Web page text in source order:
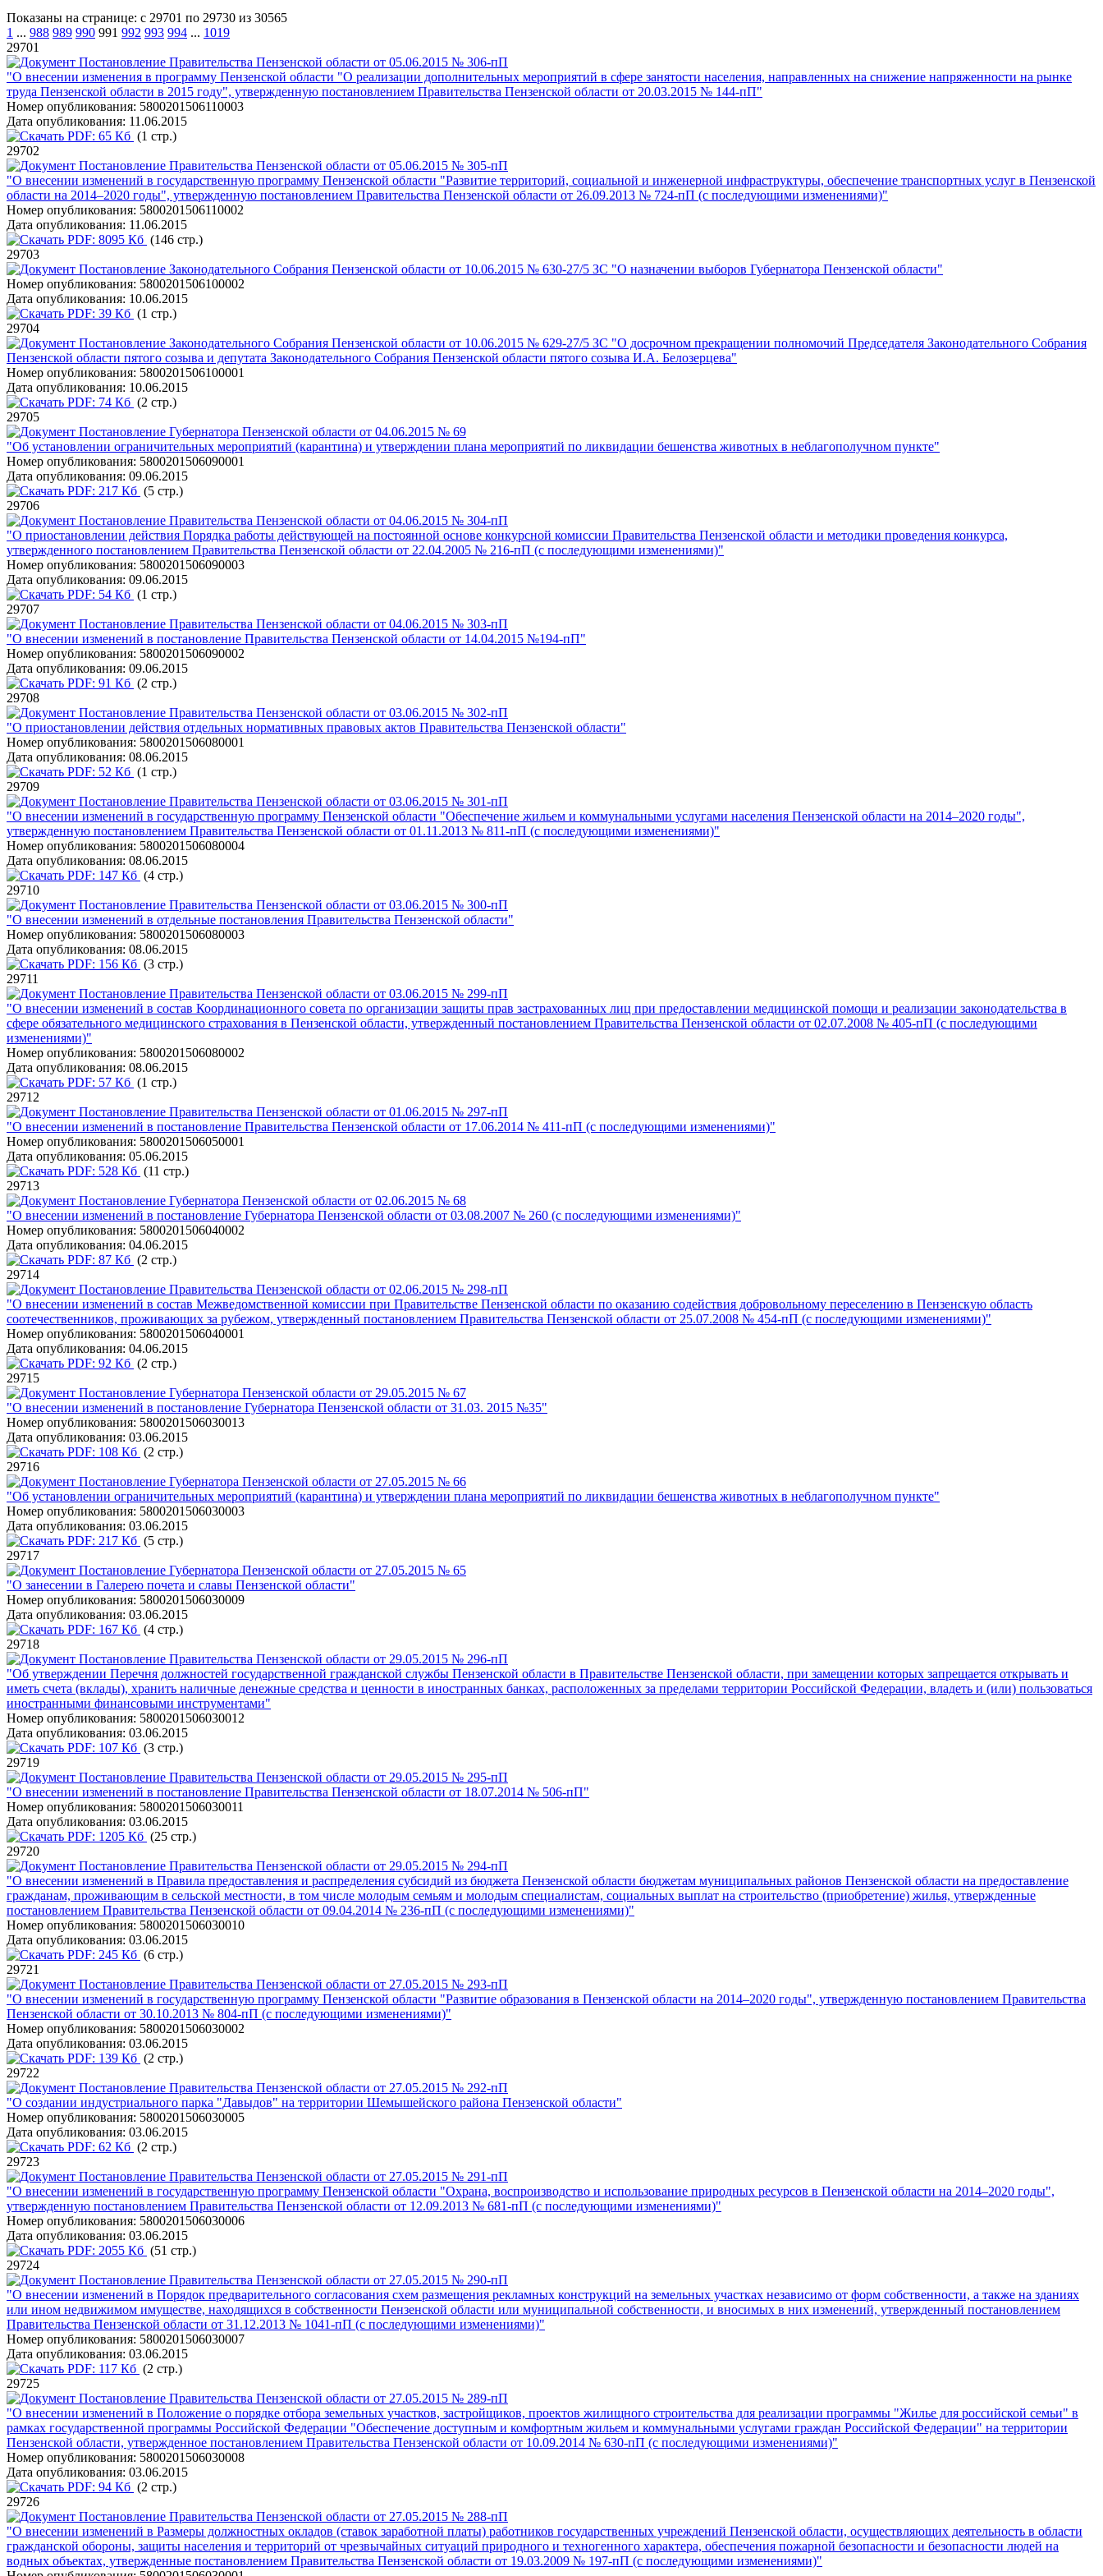
Показаны на странице: с 29701 по 29730 из 30565
1 ... 988 989 990 991 992 993 994 ... 1019
29701
Постановление Правительства Пензенской области от 05.06.2015 № 306-пП
"О внесении изменения в программу Пензенской области "О реализации дополнительных мероприятий в сфере занятости населения, направленных на снижение напряженности на рынке
труда Пензенской области в 2015 году", утвержденную постановлением Правительства Пензенской области от 20.03.2015 № 144-пП"
Номер опубликования: 5800201506110003
Дата опубликования: 11.06.2015
PDF: 65 Кб (1 стр.)
29702
Постановление Правительства Пензенской области от 05.06.2015 № 305-пП
"О внесении изменений в государственную программу Пензенской области "Развитие территорий, социальной и инженерной инфраструктуры, обеспечение транспортных услуг в Пензенской
области на 2014–2020 годы", утвержденную постановлением Правительства Пензенской области от 26.09.2013 № 724-пП (с последующими изменениями)"
Номер опубликования: 5800201506110002
Дата опубликования: 11.06.2015
PDF: 8095 Кб (146 стр.)
29703
Постановление Законодательного Собрания Пензенской области от 10.06.2015 № 630-27/5 ЗС "О назначении выборов Губернатора Пензенской области"
Номер опубликования: 5800201506100002
Дата опубликования: 10.06.2015
PDF: 39 Кб (1 стр.)
29704
Постановление Законодательного Собрания Пензенской области от 10.06.2015 № 629-27/5 ЗС "О досрочном прекращении полномочий Председателя Законодательного Собрания
Пензенской области пятого созыва и депутата Законодательного Собрания Пензенской области пятого созыва И.А. Белозерцева"
Номер опубликования: 5800201506100001
Дата опубликования: 10.06.2015
PDF: 74 Кб (2 стр.)
29705
Постановление Губернатора Пензенской области от 04.06.2015 № 69
"Об установлении ограничительных мероприятий (карантина) и утверждении плана мероприятий по ликвидации бешенства животных в неблагополучном пункте"
Номер опубликования: 5800201506090001
Дата опубликования: 09.06.2015
PDF: 217 Кб (5 стр.)
29706
Постановление Правительства Пензенской области от 04.06.2015 № 304-пП
"О приостановлении действия Порядка работы действующей на постоянной основе конкурсной комиссии Правительства Пензенской области и методики проведения конкурса,
утвержденного постановлением Правительства Пензенской области от 22.04.2005 № 216-пП (с последующими изменениями)"
Номер опубликования: 5800201506090003
Дата опубликования: 09.06.2015
PDF: 54 Кб (1 стр.)
29707
Постановление Правительства Пензенской области от 04.06.2015 № 303-пП
"О внесении изменений в постановление Правительства Пензенской области от 14.04.2015 №194-пП"
Номер опубликования: 5800201506090002
Дата опубликования: 09.06.2015
PDF: 91 Кб (2 стр.)
29708
Постановление Правительства Пензенской области от 03.06.2015 № 302-пП
"О приостановлении действия отдельных нормативных правовых актов Правительства Пензенской области"
Номер опубликования: 5800201506080001
Дата опубликования: 08.06.2015
PDF: 52 Кб (1 стр.)
29709
Постановление Правительства Пензенской области от 03.06.2015 № 301-пП
"О внесении изменений в государственную программу Пензенской области "Обеспечение жильем и коммунальными услугами населения Пензенской области на 2014–2020 годы",
утвержденную постановлением Правительства Пензенской области от 01.11.2013 № 811-пП (с последующими изменениями)"
Номер опубликования: 5800201506080004
Дата опубликования: 08.06.2015
PDF: 147 Кб (4 стр.)
29710
Постановление Правительства Пензенской области от 03.06.2015 № 300-пП
"О внесении изменений в отдельные постановления Правительства Пензенской области"
Номер опубликования: 5800201506080003
Дата опубликования: 08.06.2015
PDF: 156 Кб (3 стр.)
29711
Постановление Правительства Пензенской области от 03.06.2015 № 299-пП
"О внесении изменений в состав Координационного совета по организации защиты прав застрахованных лиц при предоставлении медицинской помощи и реализации законодательства в
сфере обязательного медицинского страхования в Пензенской области, утвержденный постановлением Правительства Пензенской области от 02.07.2008 № 405-пП (с последующими
изменениями)"
Номер опубликования: 5800201506080002
Дата опубликования: 08.06.2015
PDF: 57 Кб (1 стр.)
29712
Постановление Правительства Пензенской области от 01.06.2015 № 297-пП
"О внесении изменений в постановление Правительства Пензенской области от 17.06.2014 № 411-пП (с последующими изменениями)"
Номер опубликования: 5800201506050001
Дата опубликования: 05.06.2015
PDF: 528 Кб (11 стр.)
29713
Постановление Губернатора Пензенской области от 02.06.2015 № 68
"О внесении изменений в постановление Губернатора Пензенской области от 03.08.2007 № 260 (с последующими изменениями)"
Номер опубликования: 5800201506040002
Дата опубликования: 04.06.2015
PDF: 87 Кб (2 стр.)
29714
Постановление Правительства Пензенской области от 02.06.2015 № 298-пП
"О внесении изменений в состав Межведомственной комиссии при Правительстве Пензенской области по оказанию содействия добровольному переселению в Пензенскую область
соотечественников, проживающих за рубежом, утвержденный постановлением Правительства Пензенской области от 25.07.2008 № 454-пП (с последующими изменениями)"
Номер опубликования: 5800201506040001
Дата опубликования: 04.06.2015
PDF: 92 Кб (2 стр.)
29715
Постановление Губернатора Пензенской области от 29.05.2015 № 67
"О внесении изменений в постановление Губернатора Пензенской области от 31.03. 2015 №35"
Номер опубликования: 5800201506030013
Дата опубликования: 03.06.2015
PDF: 108 Кб (2 стр.)
29716
Постановление Губернатора Пензенской области от 27.05.2015 № 66
"Об установлении ограничительных мероприятий (карантина) и утверждении плана мероприятий по ликвидации бешенства животных в неблагополучном пункте"
Номер опубликования: 5800201506030003
Дата опубликования: 03.06.2015
PDF: 217 Кб (5 стр.)
29717
Постановление Губернатора Пензенской области от 27.05.2015 № 65
"О занесении в Галерею почета и славы Пензенской области"
Номер опубликования: 5800201506030009
Дата опубликования: 03.06.2015
PDF: 167 Кб (4 стр.)
29718
Постановление Правительства Пензенской области от 29.05.2015 № 296-пП
"Об утверждении Перечня должностей государственной гражданской службы Пензенской области в Правительстве Пензенской области, при замещении которых запрещается открывать и
иметь счета (вклады), хранить наличные денежные средства и ценности в иностранных банках, расположенных за пределами территории Российской Федерации, владеть и (или) пользоваться
иностранными финансовыми инструментами"
Номер опубликования: 5800201506030012
Дата опубликования: 03.06.2015
PDF: 107 Кб (3 стр.)
29719
Постановление Правительства Пензенской области от 29.05.2015 № 295-пП
"О внесении изменений в постановление Правительства Пензенской области от 18.07.2014 № 506-пП"
Номер опубликования: 5800201506030011
Дата опубликования: 03.06.2015
PDF: 1205 Кб (25 стр.)
29720
Постановление Правительства Пензенской области от 29.05.2015 № 294-пП
"О внесении изменений в Правила предоставления и распределения субсидий из бюджета Пензенской области бюджетам муниципальных районов Пензенской области на предоставление
гражданам, проживающим в сельской местности, в том числе молодым семьям и молодым специалистам, социальных выплат на строительство (приобретение) жилья, утвержденные
постановлением Правительства Пензенской области от 09.04.2014 № 236-пП (с последующими изменениями)"
Номер опубликования: 5800201506030010
Дата опубликования: 03.06.2015
PDF: 245 Кб (6 стр.)
29721
Постановление Правительства Пензенской области от 27.05.2015 № 293-пП
"О внесении изменений в государственную программу Пензенской области "Развитие образования в Пензенской области на 2014–2020 годы", утвержденную постановлением Правительства
Пензенской области от 30.10.2013 № 804-пП (с последующими изменениями)"
Номер опубликования: 5800201506030002
Дата опубликования: 03.06.2015
PDF: 139 Кб (2 стр.)
29722
Постановление Правительства Пензенской области от 27.05.2015 № 292-пП
"О создании индустриального парка "Давыдов" на территории Шемышейского района Пензенской области"
Номер опубликования: 5800201506030005
Дата опубликования: 03.06.2015
PDF: 62 Кб (2 стр.)
29723
Постановление Правительства Пензенской области от 27.05.2015 № 291-пП
"О внесении изменений в государственную программу Пензенской области "Охрана, воспроизводство и использование природных ресурсов в Пензенской области на 2014–2020 годы",
утвержденную постановлением Правительства Пензенской области от 12.09.2013 № 681-пП (с последующими изменениями)"
Номер опубликования: 5800201506030006
Дата опубликования: 03.06.2015
PDF: 2055 Кб (51 стр.)
29724
Постановление Правительства Пензенской области от 27.05.2015 № 290-пП
"О внесении изменений в Порядок предварительного согласования схем размещения рекламных конструкций на земельных участках независимо от форм собственности, а также на зданиях
или ином недвижимом имуществе, находящихся в собственности Пензенской области или муниципальной собственности, и вносимых в них изменений, утвержденный постановлением
Правительства Пензенской области от 31.12.2013 № 1041-пП (с последующими изменениями)"
Номер опубликования: 5800201506030007
Дата опубликования: 03.06.2015
PDF: 117 Кб (2 стр.)
29725
Постановление Правительства Пензенской области от 27.05.2015 № 289-пП
"О внесении изменений в Положение о порядке отбора земельных участков, застройщиков, проектов жилищного строительства для реализации программы "Жилье для российской семьи" в
рамках государственной программы Российской Федерации "Обеспечение доступным и комфортным жильем и коммунальными услугами граждан Российской Федерации" на территории
Пензенской области, утвержденное постановлением Правительства Пензенской области от 10.09.2014 № 630-пП (с последующими изменениями)"
Номер опубликования: 5800201506030008
Дата опубликования: 03.06.2015
PDF: 94 Кб (2 стр.)
29726
Постановление Правительства Пензенской области от 27.05.2015 № 288-пП
"О внесении изменений в Размеры должностных окладов (ставок заработной платы) работников государственных учреждений Пензенской области, осуществляющих деятельность в области
гражданской обороны, защиты населения и территорий от чрезвычайных ситуаций природного и техногенного характера, обеспечения пожарной безопасности и безопасности людей на
водных объектах, утвержденные постановлением Правительства Пензенской области от 19.03.2009 № 197-пП (с последующими изменениями)"